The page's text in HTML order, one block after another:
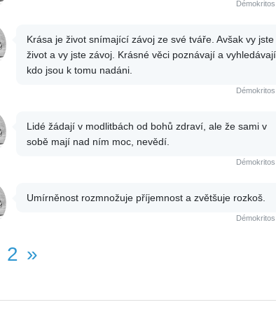
Démokritos
Krása je život snímající závoj ze své tváře. Avšak vy jste
život a vy jste závoj. Krásné věci poznávají a vyhledávají,
kdo jsou k tomu nadáni.
Démokritos
Lidé žádají v modlitbách od bohů zdraví, ale že sami v
sobě mají nad ním moc, nevědí.
Démokritos
Umírněnost rozmnožuje příjemnost a zvětšuje rozkoš.
Démokritos
2 »